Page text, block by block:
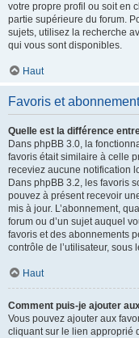
votre propre profil ou soit en
partie supérieure du forum.
sujets, utilisez la recherche
qui vous sont disponibles.
Haut
Favoris et
Quelle est la différence
Dans phpBB 3.0, la
favoris était similaire à celle
receviez aucune notification
Dans phpBB 3.2, les favoris
pouvez à présent recevoir
mis à jour. L’abonnement,
forum ou d’un sujet auquel
favoris et des abonnements
contrôle de l’utilisateur, sous
Haut
Comment puis-je ajouter
Vous pouvez ajouter aux
cliquant sur le lien approprié